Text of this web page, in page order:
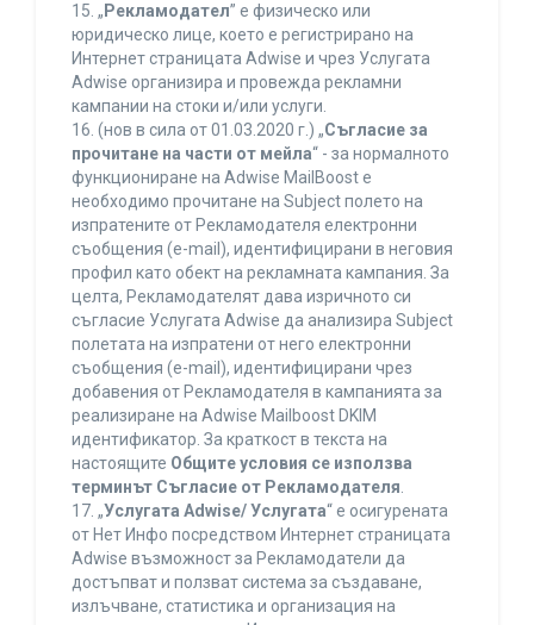
15. „ Рекламодател” е физическо или
юридическо лице, което е регистрирано на
Интернет страницата Adwise и чрез Услугата
Adwise организира и провежда рекламни
кампании на стоки и/или услуги.
16. (нов в сила от 01.03.2020 г.) „Съгласие за
прочитане на части от мейла“ - за нормалното
функциониране на Adwise MailBoost е
необходимо прочитане на Subject полето на
изпратените от Рекламодателя електронни
съобщения (e-mail), идентифицирани в неговия
профил като обект на рекламната кампания. За
целта, Рекламодателят дава изричното си
съгласие Услугата Adwise да анализира Subject
полетата на изпратени от него електронни
съобщения (e-mail), идентифицирани чрез
добавения от Рекламодателя в кампанията за
реализиране на Adwise Mailboost DKIM
идентификатор. За краткост в текста на
настоящите Общите условия се използва
терминът Съгласие от Рекламодателя.
17. „Услугата Adwise/ Услугата“ е осигурената
от Нет Инфо посредством Интернет страницата
Adwise възможност за Рекламодатели да
достъпват и ползват система за създаване,
излъчване, статистика и организация на